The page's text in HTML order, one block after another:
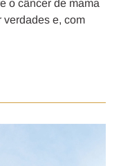
o câncer de mama
verdades e, com